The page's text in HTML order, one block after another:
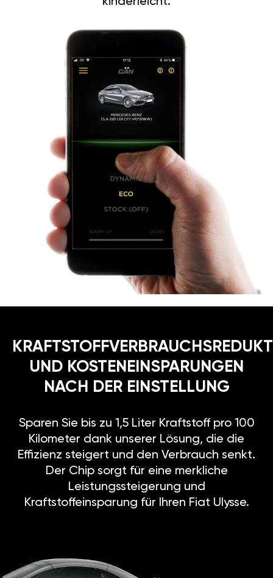
UND KOSTENEINSPARUNGEN
NACH DER EINSTELLUNG
Sparen Sie bis zu 1,5 Liter Kraftstoff pro 100
Kilometer dank unserer Lösung, die die
Effizienz steigert und den Verbrauch senkt.
Der Chip sorgt für eine merkliche
Leistungssteigerung und
Kraftstoffeinsparung für Ihren Fiat Ulysse.